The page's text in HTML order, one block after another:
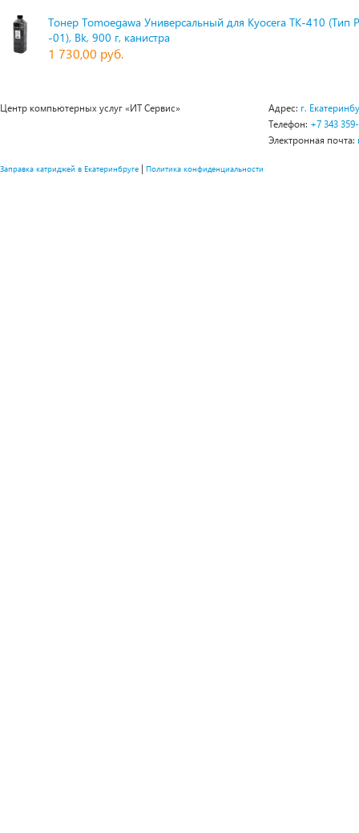
Тонер Tomoegawa Универсальный для Kyocera TK-410 (Тип
-01), Bk, 900 г, канистра
1 730,00 руб.
Центр компьютерных услуг «ИТ Сервис» Адрес: г.
Телефон: +7 343
Электронная почта:
Заправка катриджей в Екатеринбруге | Политика конфиденциальности